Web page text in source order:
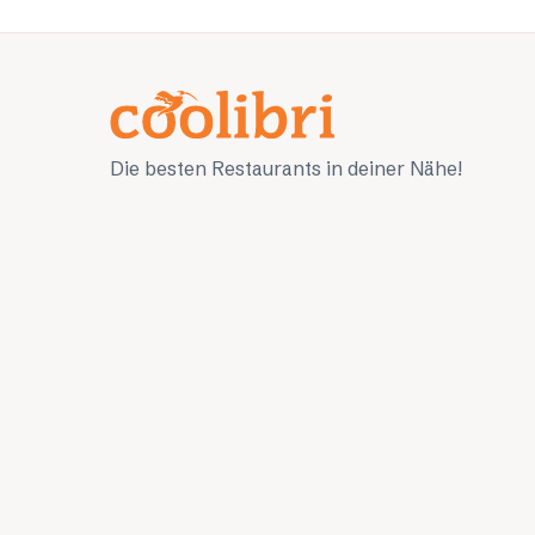
Die besten Restaurants in deiner Nähe!